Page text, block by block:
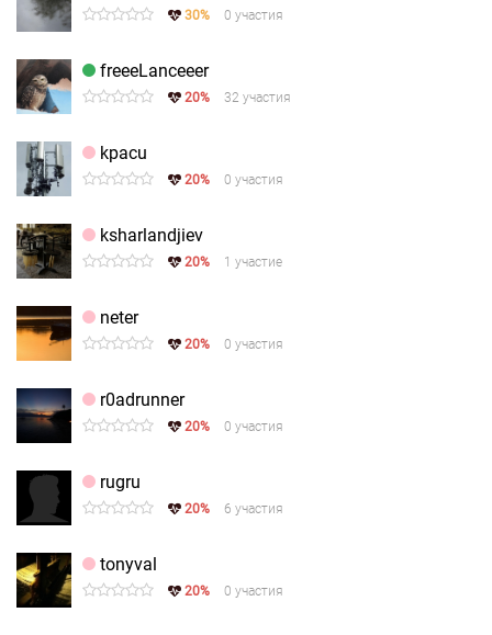
30% 0 участия
freeeLanceeer
20% 32 участия
kpacu
20% 0 участия
ksharlandjiev
20% 1 участие
neter
20% 0 участия
r0adrunner
20% 0 участия
rugru
20% 6 участия
tonyval
20% 0 участия